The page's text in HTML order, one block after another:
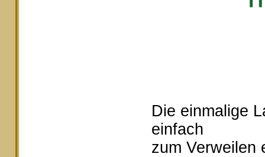
Die einmalige
einfach
zum Verweilen